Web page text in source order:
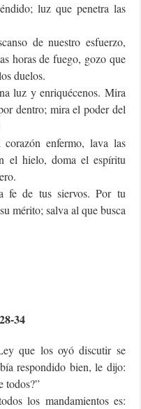
luz que penetra las
de nuestro esfuerzo,
horas de fuego, gozo que
duelos.
luz y enriquécenos. Mira
dentro; mira el poder del
enfermo, lava las
el hielo, doma el espíritu
fe de tus siervos. Por tu
mérito; salva al que busca
34
que los oyó discutir se
respondido bien, le dijo:
todos?”
los mandamientos es: